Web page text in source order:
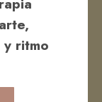
ritmo